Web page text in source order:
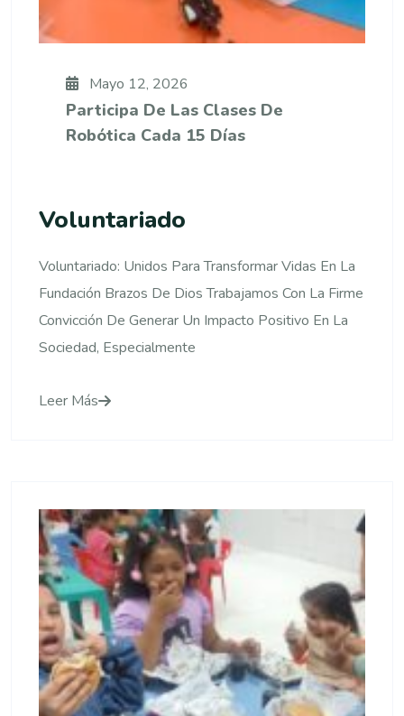
Mayo 12, 2026
Participa De Las Clases De
Robótica Cada 15 Días
Voluntariado
Voluntariado: Unidos Para Transformar Vidas En La
Fundación Brazos De Dios Trabajamos Con La Firme
Convicción De Generar Un Impacto Positivo En La
Sociedad, Especialmente
Leer Más